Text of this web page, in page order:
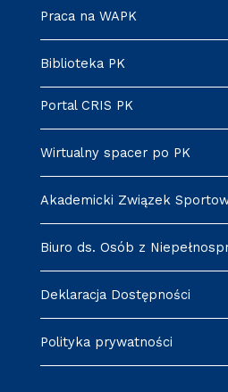
Praca na WAPK
Biblioteka PK
Portal CRIS PK
Wirtualny spacer po PK
Akademicki Związek
Biuro ds. Osób z
Deklaracja Dostępności
Polityka prywatności